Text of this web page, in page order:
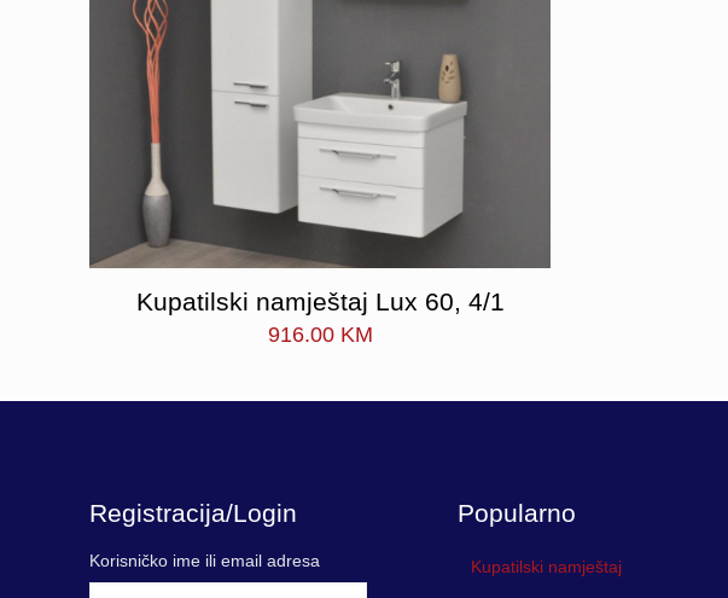
Kupatilski namještaj Lux 60, 4/1
916.00 KM
Registracija/Login
Korisničko ime ili email adresa
Popularno
Kupatilski namještaj